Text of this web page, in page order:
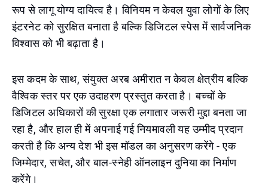
रूप से लागू योग्य दायित्व है। विनियम न केवल युवा लोगों के लिए
इंटरनेट को सुरक्षित बनाता है बल्कि डिजिटल स्पेस में सार्वजनिक
विश्वास को भी बढ़ाता है।
इस कदम के साथ, संयुक्त अरब अमीरात न केवल क्षेत्रीय बल्कि
वैश्विक स्तर पर एक उदाहरण प्रस्तुत करता है। बच्चों के
डिजिटल अधिकारों की सुरक्षा एक लगातार जरूरी मुद्दा बनता जा
रहा है, और हाल ही में अपनाई गई नियमावली यह उम्मीद प्रदान
करती है कि अन्य देश भी इस मॉडल का अनुसरण करेंगे - एक
जिम्मेदार, सचेत, और बाल-स्नेही ऑनलाइन दुनिया का निर्माण
करेंगे।